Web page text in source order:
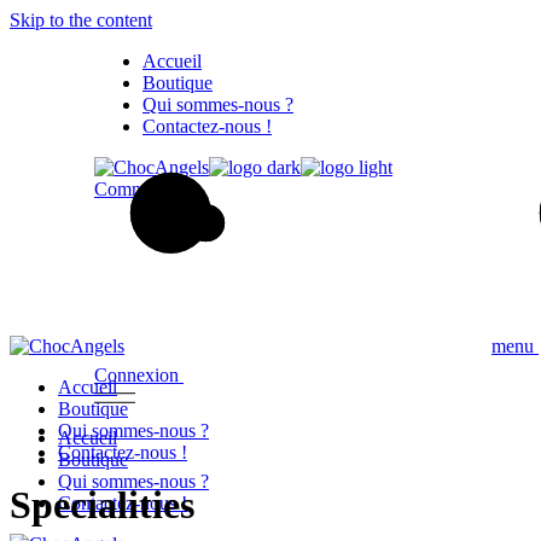
Skip to the content
Accueil
Boutique
Qui sommes-nous ?
Contactez-nous !
Commander
Connexion
Accueil
Boutique
Qui sommes-nous ?
Contactez-nous !
menu
Accueil
Boutique
Qui sommes-nous ?
Contactez-nous !
Specialities